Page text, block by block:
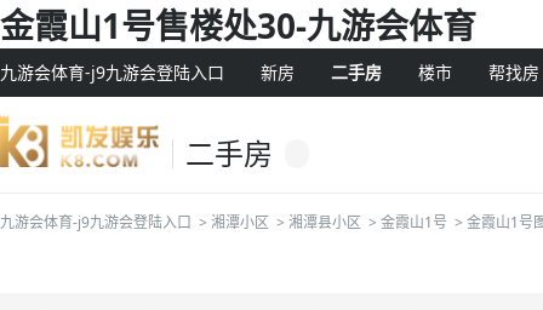
金霞山1号售楼处30-九游会体育
九游会体育-j9九游会登陆入口 新房 二手房 楼市 帮找房
二手房
九游会体育-j9九游会登陆入口 > 湘潭小区 > 湘潭县小区 > 金霞山1号 > 金霞山1号